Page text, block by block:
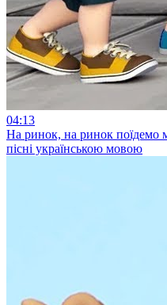
04:13
На ринок, на ринок поїдемо
пісні українською мовою